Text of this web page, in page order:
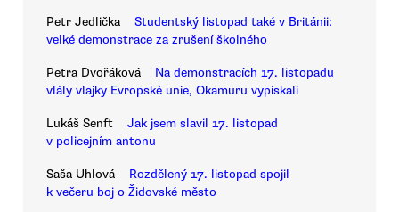
Petr Jedlička
Studentský listopad také v Británii:
velké demonstrace za zrušení školného
Petra Dvořáková
Na demonstracích 17. listopadu
vlály vlajky Evropské unie, Okamuru vypískali
Lukáš Senft
Jak jsem slavil 17. listopad
v policejním antonu
Saša Uhlová
Rozdělený 17. listopad spojil
k večeru boj o Židovské město